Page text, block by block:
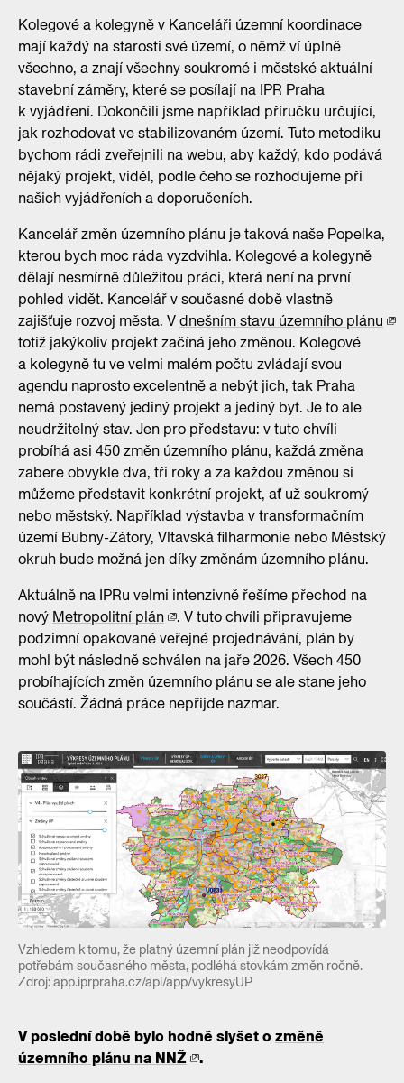
Kolegové a kolegyně v Kanceláři územní koordinace
mají každý na starosti své území, o němž ví úplně
všechno, a znají všechny soukromé i městské aktuální
stavební záměry, které se posílají na IPR Praha
k vyjádření. Dokončili jsme například příručku určující,
jak rozhodovat ve stabilizovaném území. Tuto metodiku
bychom rádi zveřejnili na webu, aby každý, kdo podává
nějaký projekt, viděl, podle čeho se rozhodujeme při
našich vyjádřeních a doporučeních.
Kancelář změn územního plánu je taková naše Popelka,
kterou bych moc ráda vyzdvihla. Kolegové a kolegyně
dělají nesmírně důležitou práci, která není na první
pohled vidět. Kancelář v současné době vlastně
zajišťuje rozvoj města. Vdnešním stavu územního plánu
totiž jakýkoliv projekt začíná jeho změnou. Kolegové
a kolegyně tu ve velmi malém počtu zvládají svou
agendu naprosto excelentně a nebýt jich, tak Praha
nemá postavený jediný projekt a jediný byt. Je to ale
neudržitelný stav. Jen pro představu: v tuto chvíli
probíhá asi 450 změn územního plánu, každá změna
zabere obvykle dva, tři roky a za každou změnou si
můžeme představit konkrétní projekt, ať už soukromý
nebo městský. Například výstavba v transformačním
území Bubny-Zátory, Vltavská filharmonie nebo Městský
okruh bude možná jen díky změnám územního plánu.
Aktuálně na IPRu velmi intenzivně řešíme přechod na
nový Metropolitní plán
. V tuto chvíli připravujeme
podzimní opakované veřejné projednávání, plán by
mohl být následně schválen na jaře 2026. Všech 450
probíhajících změn územního plánu se ale stane jeho
součástí. Žádná práce nepřijde nazmar.
Vzhledem k tomu, že platný územní plán již neodpovídá
potřebám současného města, podléhá stovkám změn ročně.
Zdroj: app.iprpraha.cz/apl/app/vykresyUP
V poslední době bylo hodně slyšet ozměně
územního plánu na NNŽ
.